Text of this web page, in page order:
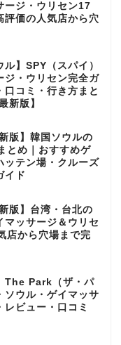
ージ・ウリセン17
評価の人気店から穴
ル】SPY（スパイ）
ジ・ウリセン完全ガ
口コミ・行き方まと
新版】
版】韓国ソウルの
とめ｜おすすめゲ
ッテン場・クルーズ
イド
版】台湾・台北の
マッサージ＆ウリセ
店から穴場まで完
The Park（ザ・パ
ソウル・ゲイマッサ
レビュー・口コミ